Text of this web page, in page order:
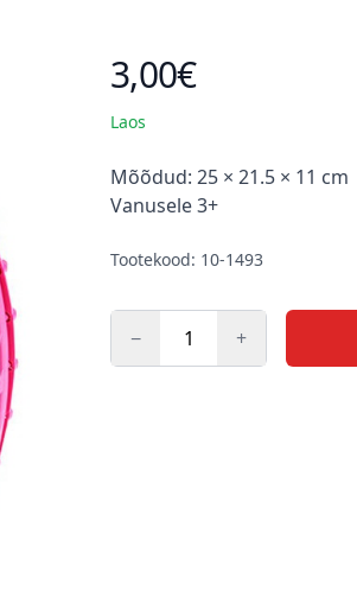
Toote hind
3,00€
Laos
Kirjeldus
Mõõdud: 25 × 21.5 × 11 cm
Vanusele 3+
Tootekood: 10-1493
− +